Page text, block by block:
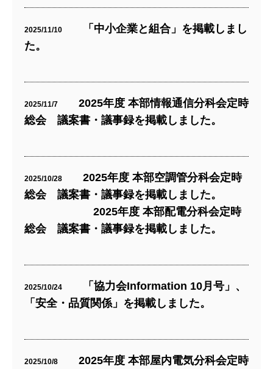
2025/11/10
「中小企業と組合」を掲載しまし
た。
2025/11/7
2025年度 本部情報通信分科会定時
総会 議案書・議事録を掲載しました。
2025/10/28
2025年度 本部空調管分科会定時
総会 議案書・議事録を掲載しました。
2025年度 本部配電分科会定時
総会 議案書・議事録を掲載しました。
2025/10/24
「協力会Information 10月号」、
「安全・品質関係」を掲載しました。
2025/10/8
2025年度 本部屋内電気分科会定時